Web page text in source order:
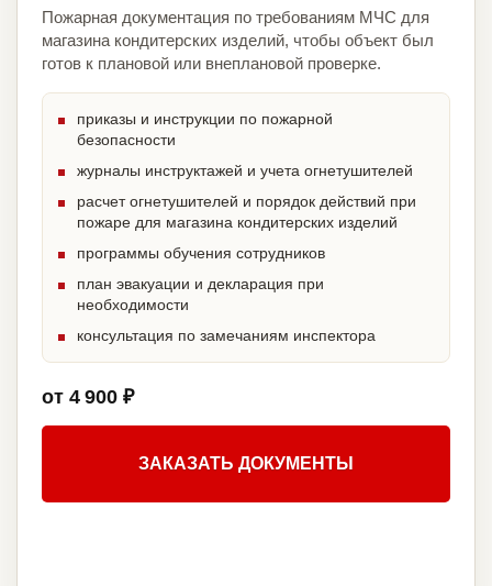
Пожарная документация по требованиям МЧС для
магазина кондитерских изделий, чтобы объект был
готов к плановой или внеплановой проверке.
приказы и инструкции по пожарной
безопасности
журналы инструктажей и учета огнетушителей
расчет огнетушителей и порядок действий при
пожаре для магазина кондитерских изделий
программы обучения сотрудников
план эвакуации и декларация при
необходимости
консультация по замечаниям инспектора
от 4 900 ₽
ЗАКАЗАТЬ ДОКУМЕНТЫ